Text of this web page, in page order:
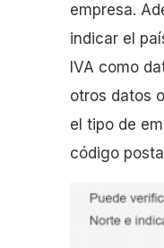
empresa.
indicar el
IVA como
otros datos
el tipo de
código